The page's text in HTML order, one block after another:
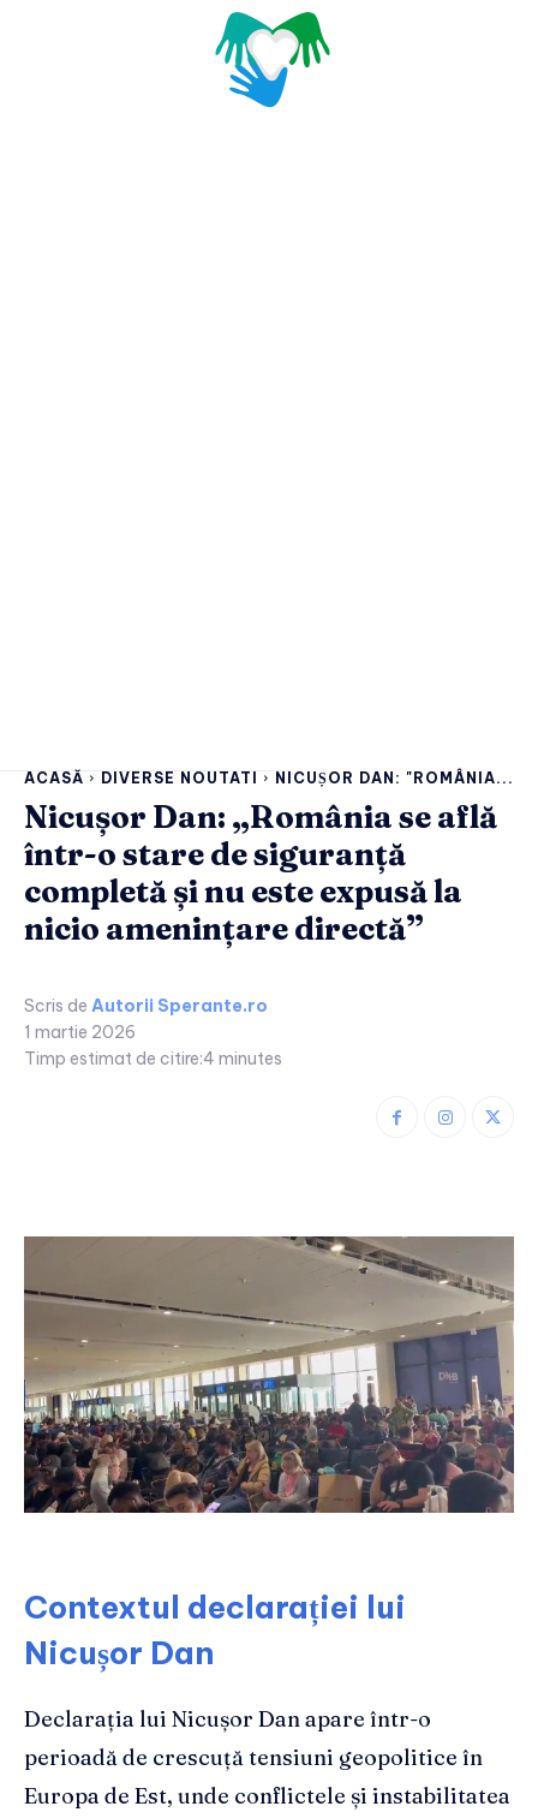
ACASĂ DIVERSE NOUTATI NICUȘOR DAN: "ROMÂNIA...
Nicușor Dan: „România se află
într-o stare de siguranță
completă și nu este expusă la
nicio amenințare directă”
Scris de Autorii Sperante.ro
1 martie 2026
Timp estimat de citire:4 minutes
Contextul declarației lui
Nicușor Dan
Declarația lui Nicușor Dan apare într-o
perioadă de crescuță tensiuni geopolitice în
Europa de Est, unde conflictele și instabilitatea